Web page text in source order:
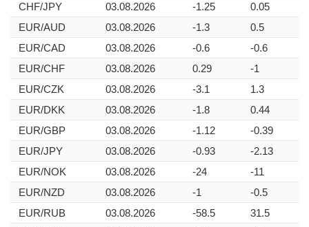
CHF/JPY
03.08.2026 -1.25
0.05
EUR/AUD
03.08.2026 -1.3
0.5
EUR/CAD
03.08.2026 -0.6
-0.6
EUR/CHF
03.08.2026 0.29
-1
EUR/CZK
03.08.2026 -3.1
1.3
EUR/DKK
03.08.2026 -1.8
0.44
EUR/GBP
03.08.2026 -1.12
-0.39
EUR/JPY
03.08.2026 -0.93
-2.13
EUR/NOK
03.08.2026 -24
-11
EUR/NZD
03.08.2026 -1
-0.5
EUR/RUB
03.08.2026 -58.5
31.5